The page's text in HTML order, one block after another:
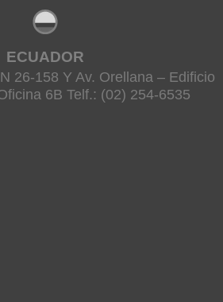
ECUADOR
26-158 Y Av. Orellana – Edificio
6B Telf.: (02) 254-6535